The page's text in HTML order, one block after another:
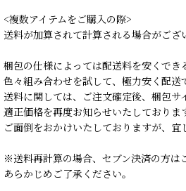
<複数アイテムをご購入の際>
送料が加算されて計算される場合がござ
梱包の仕様によっては配送料を安くでき
色々組み合わせを試して、極力安く配送
送料に関しては、ご注文確定後、梱包サ
適正価格を再度お知らせいたしておりま
ご面倒をおかけいたしておりますが、宜
※送料再計算の場合、セブン決済の方は
あらかじめご了承ください。